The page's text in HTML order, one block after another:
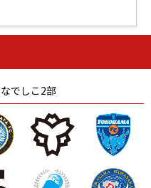
石人の星
静岡 愛媛Ｌ
なでしこ2部